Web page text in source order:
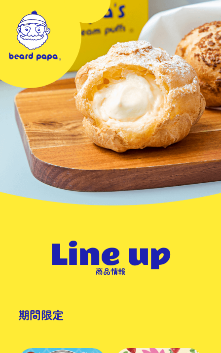
Lineup
商品情報
期間限定